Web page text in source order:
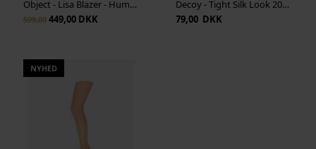
Object - Lisa Blazer - Humus Melange
599,00449,00 DKK
Decoy - Tight Silk Look 20Den - Caramel
79,00 DKK
NYHED